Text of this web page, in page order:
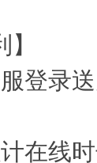
登录
在线